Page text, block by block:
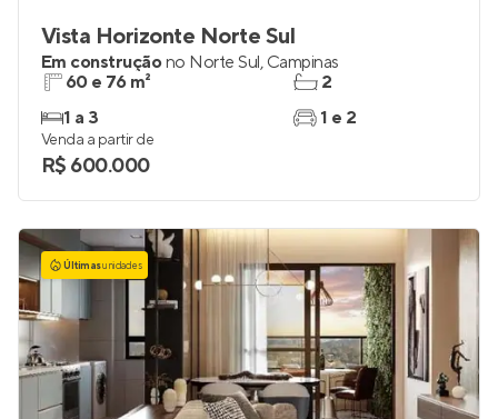
Vista Horizonte Norte Sul
Em construçãono Norte Sul, Campinas
60 e 76 m²
1 a 3
2
1 e 2
Venda a partir de
R$ 600.000
Últimasunidades